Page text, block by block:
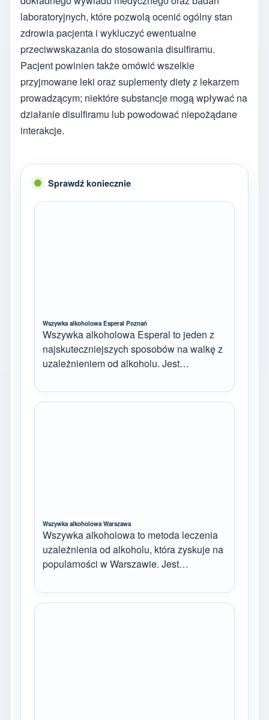
laboratoryjnych, które pozwolą ocenić ogólny stan
zdrowia pacjenta i wykluczyć ewentualne
przeciwwskazania do stosowania disulfiramu.
Pacjent powinien także omówić wszelkie
przyjmowane leki oraz suplementy diety z lekarzem
prowadzącym; niektóre substancje mogą wpływać na
działanie disulfiramu lub powodować niepożądane
interakcje.
Sprawdź koniecznie
Wszywka alkoholowa Esperal Poznań
Wszywka alkoholowa Esperal to jeden z
najskuteczniejszych sposobów na walkę z
uzależnieniem od alkoholu. Jest…
Wszywka alkoholowa Warszawa
Wszywka alkoholowa to metoda leczenia
uzależnienia od alkoholu, która zyskuje na
popularności w Warszawie. Jest…